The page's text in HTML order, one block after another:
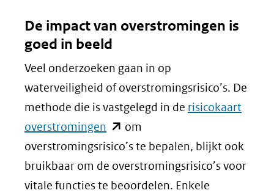
De impact van overstromingen is
goed in beeld
Veel onderzoeken gaan in op
waterveiligheid of overstromingsrisico’s. De
methode die is vastgelegd in de risicokaart
overstromingen (opent
in
nieuw
venster)
om
overstromingsrisico’s te bepalen, blijkt ook
bruikbaar om de overstromingsrisico’s voor
vitale functies te beoordelen. Enkele